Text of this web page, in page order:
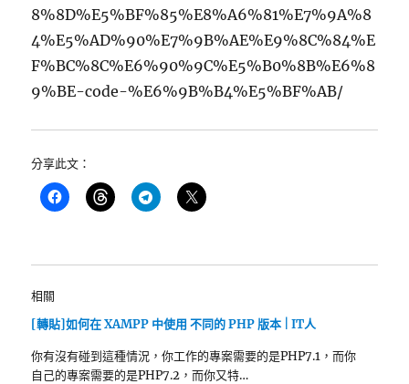
8%8D%E5%BF%85%E8%A6%81%E7%9A%8
4%E5%AD%90%E7%9B%AE%E9%8C%84%E
F%BC%8C%E6%90%9C%E5%B0%8B%E6%8
9%BE-code-%E6%9B%B4%E5%BF%AB/
分享此文：
相關
[轉貼]如何在 XAMPP 中使用 不同的 PHP 版本 | IT人
你有沒有碰到這種情況，你工作的專案需要的是PHP7.1，而你
自己的專案需要的是PHP7.2，而你又特…